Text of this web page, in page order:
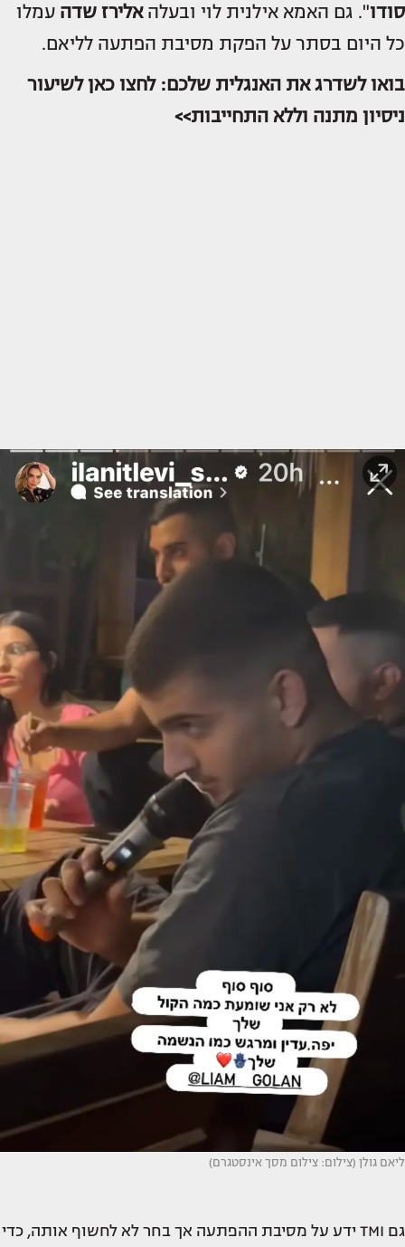
סודו". גם האמא אילנית לוי ובעלהאלירז שדה עמלו
כל היום בסתר על הפקת מסיבת הפתעה לליאם.
בואו לשדרג את האנגלית שלכם: לחצו כאן לשיעור
ניסיון מתנה וללא התחייבות>>
ליאם גולן (צילום: צילום מסך אינסטגרם)
גם TMI ידע על מסיבת ההפתעה אך בחר לא לחשוף אותה, כדי